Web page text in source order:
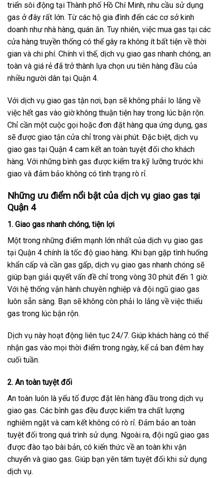
triển sôi động tại Thành phố Hồ Chí Minh, nhu cầu sử dụng
gas ở đây rất lớn. Từ các hộ gia đình đến các cơ sở kinh
doanh như nhà hàng, quán ăn. Tuy nhiên, việc mua gas tại các
cửa hàng truyền thống có thể gây ra không ít bất tiện về thời
gian và chi phí. Chính vì thế, dịch vụ giao gas nhanh chóng, an
toàn và giá rẻ đã trở thành lựa chọn ưu tiên hàng đầu của
nhiều người dân tại Quận 4.
Với dịch vụ giao gas tận nơi, bạn sẽ không phải lo lắng về
việc hết gas vào giờ không thuận tiện hay trong lúc bận rộn.
Chỉ cần một cuộc gọi hoặc đơn đặt hàng qua ứng dụng, gas
sẽ được giao tận cửa chỉ trong vài phút. Đặc biệt, dịch vụ
giao gas tại Quận 4 cam kết an toàn tuyệt đối cho khách
hàng. Với những bình gas được kiểm tra kỹ lưỡng trước khi
giao và đảm bảo không có tình trạng rò rỉ.
Những ưu điểm nổi bật của dịch vụ giao gas tại
Quận 4
1. Giao gas nhanh chóng, tiện lợi
Một trong những điểm mạnh lớn nhất của dịch vụ giao gas
tại Quận 4 chính là tốc độ giao hàng. Khi bạn gặp tình huống
khẩn cấp và cần gas gấp, dịch vụ giao gas nhanh chóng sẽ
giúp bạn giải quyết vấn đề chỉ trong vòng 30 phút đến 1 giờ.
Với hệ thống vận hành chuyên nghiệp và đội ngũ giao gas
luôn sẵn sàng. Bạn sẽ không còn phải lo lắng về việc thiếu
gas trong lúc bận rộn.
Dịch vụ này hoạt động liên tục 24/7. Giúp khách hàng có thể
nhận gas vào mọi thời điểm trong ngày, kể cả ban đêm hay
cuối tuần.
2. An toàn tuyệt đối
An toàn luôn là yếu tố được đặt lên hàng đầu trong dịch vụ
giao gas. Các bình gas đều được kiểm tra chất lượng
nghiêm ngặt và cam kết không có rò rỉ. Đảm bảo an toàn
tuyệt đối trong quá trình sử dụng. Ngoài ra, đội ngũ giao gas
được đào tạo bài bản, có kiến thức về an toàn khi vận
chuyển và giao gas. Giúp bạn yên tâm tuyệt đối khi sử dụng
dịch vụ.